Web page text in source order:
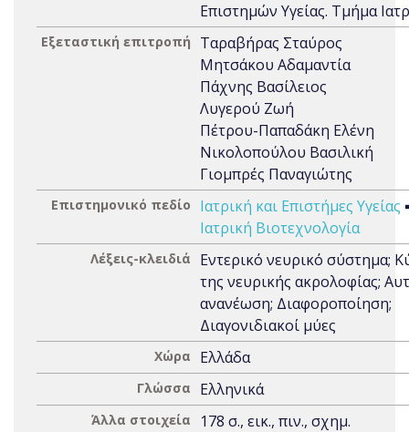
Επιστημών Υγείας. Τμήμα
Εξεταστική επιτροπή
Ταραβήρας Σταύρος
Μητσάκου Αδαμαντία
Πάχνης Βασίλειος
Λυγερού Ζωή
Πέτρου-Παπαδάκη Ελένη
Νικολοπούλου Βασιλική
Γιομπρές Παναγιώτης
Επιστημονικό πεδίο Ιατρική και Επιστήμες Υγείας
Ιατρική Βιοτεχνολογία
Λέξεις-κλειδιά
Εντερικό νευρικό σύστημα;
της νευρικής ακρολοφίας;
ανανέωση; Διαφοροποίηση;
Διαγονιδιακοί μύες
Χώρα Ελλάδα
Γλώσσα Ελληνικά
Άλλα στοιχεία 178 σ., εικ., πιν., σχημ.